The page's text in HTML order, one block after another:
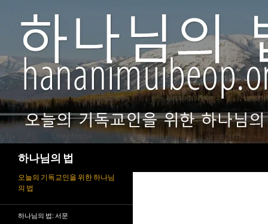
하나님의 법
오늘의 기독교인을 위한 하나님
의 법
하나님의 법: 서문